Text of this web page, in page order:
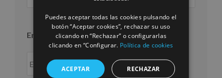
Entradas por año
Puedes aceptar todas las cookies pulsando el
botón “Aceptar cookies”, rechazar su uso
clicando en “Rechazar” o configurarlas
clicando en “Configurar. Política de cookies
ACEPTAR RECHAZAR